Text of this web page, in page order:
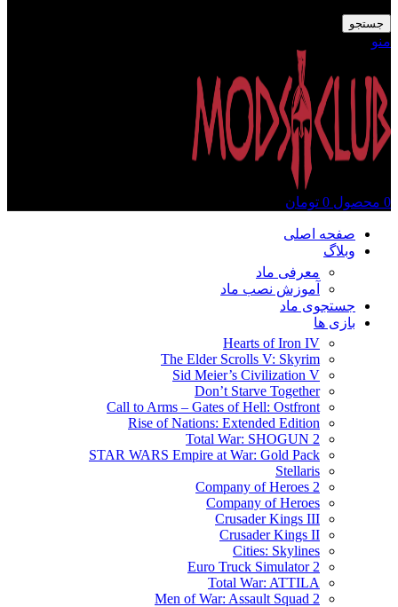
جستجو
منو
0 محصول 0 تومان
صفحه اصلی
وبلاگ
معرفی ماد
آموزش نصب ماد
جستجوی ماد
بازی ها
Hearts of Iron IV
The Elder Scrolls V: Skyrim
Sid Meier’s Civilization V
Don’t Starve Together
Call to Arms – Gates of Hell: Ostfront
Rise of Nations: Extended Edition
Total War: SHOGUN 2
STAR WARS Empire at War: Gold Pack
Stellaris
Company of Heroes 2
Company of Heroes
Crusader Kings III
Crusader Kings II
Cities: Skylines
Euro Truck Simulator 2
Total War: ATTILA
Men of War: Assault Squad 2